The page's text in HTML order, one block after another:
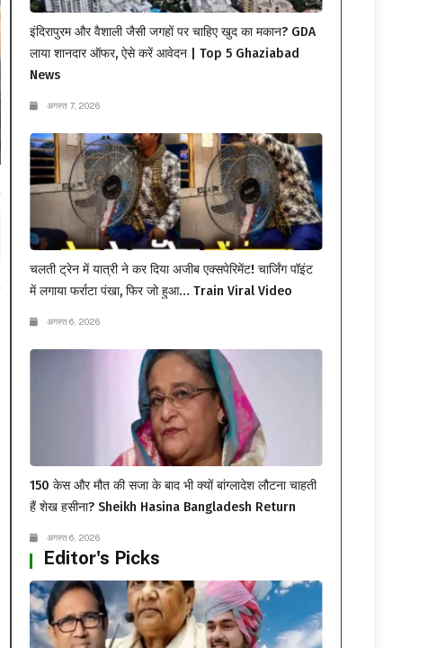
इंदिरापुरम और वैशाली जैसी जगहों पर चाहिए खुद का मकान? GDA
लाया शानदार ऑफर, ऐसे करें आवेदन | Top 5 Ghaziabad
News
अगस्त 7, 2026
चलती ट्रेन में यात्री ने कर दिया अजीब एक्सपेरिमेंट! चार्जिंग पॉइंट
में लगाया फर्राटा पंखा, फिर जो हुआ… Train Viral Video
अगस्त 6, 2026
150 केस और मौत की सजा के बाद भी क्यों बांग्लादेश लौटना चाहती
हैं शेख हसीना? Sheikh Hasina Bangladesh Return
अगस्त 6, 2026
Editor's Picks